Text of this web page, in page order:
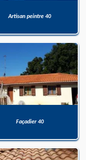
Artisan peintre 40
Façadier 40